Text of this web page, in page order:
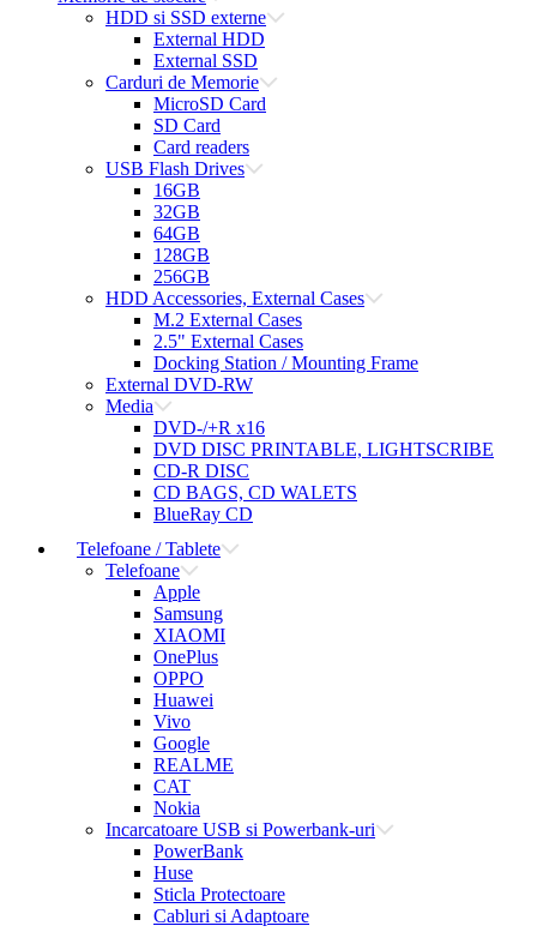
HDD si SSD externe
External HDD
External SSD
Carduri de Memorie
MicroSD Card
SD Card
Card readers
USB Flash Drives
16GB
32GB
64GB
128GB
256GB
HDD Accessories, External Cases
M.2 External Cases
2.5" External Cases
Docking Station / Mounting Frame
External DVD-RW
Media
DVD-/+R x16
DVD DISC PRINTABLE, LIGHTSCRIBE
CD-R DISC
CD BAGS, CD WALETS
BlueRay CD
Telefoane / Tablete
Telefoane
Apple
Samsung
XIAOMI
OnePlus
OPPO
Huawei
Vivo
Google
REALME
CAT
Nokia
Incarcatoare USB si Powerbank-uri
PowerBank
Huse
Sticla Protectoare
Cabluri si Adaptoare